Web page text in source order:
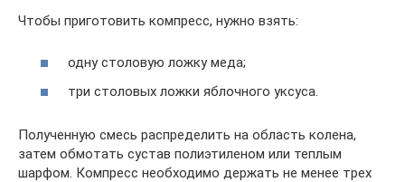
Чтобы приготовить компресс, нужно взять:
одну столовую ложку меда;
три столовых ложки яблочного уксуса.
Полученную смесь распределить на область колена,
затем обмотать сустав полиэтиленом или теплым
шарфом. Компресс необходимо держать не менее трех